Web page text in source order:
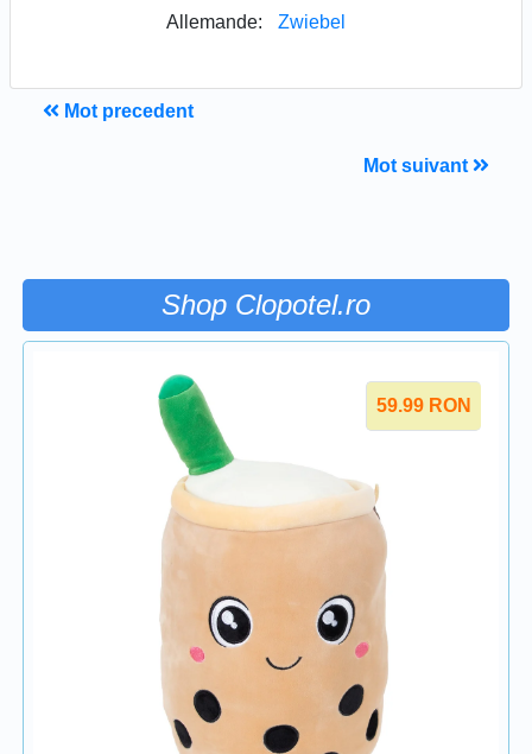
Allemande: Zwiebel
Mot precedent
Mot suivant
Shop Clopotel.ro
59.99 RON